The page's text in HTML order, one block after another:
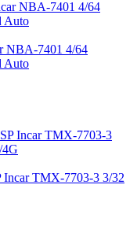
NBA-7401 4/64
Auto
Incar TMX-7703-3 3/32